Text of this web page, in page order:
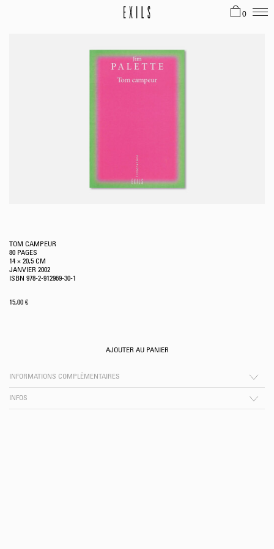
0
TOM CAMPEUR
80 PAGES
14 × 20,5 CM
JANVIER 2002
ISBN 978-2-912969-30-1
15,00 €
AJOUTER AU PANIER
INFORMATIONS COMPLÉMENTAIRES
INFOS